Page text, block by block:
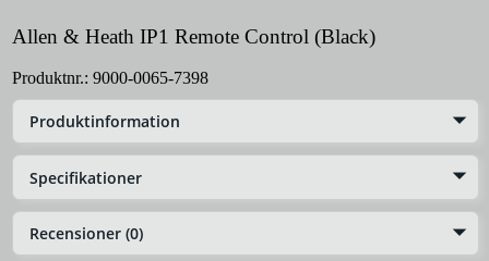
Allen & Heath IP1 Remote Control (Black)
Produktnr.: 9000-0065-7398
Produktinformation
Specifikationer
Recensioner (0)